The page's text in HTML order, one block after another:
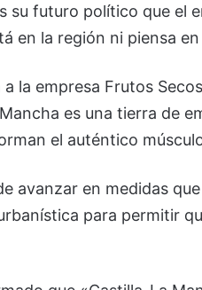
su futuro político que el
en la región ni piensa
la empresa Frutos
es una tierra de
el auténtico
avanzar en medidas
para permitir